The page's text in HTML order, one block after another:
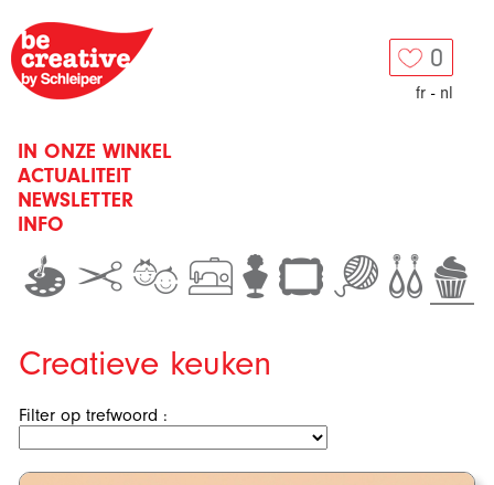
0
fr - nl
IN ONZE WINKEL
ACTUALITEIT
NEWSLETTER
INFO
Creatieve keuken
Filter op trefwoord :